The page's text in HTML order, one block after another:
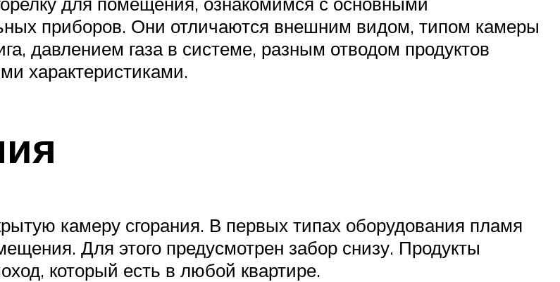
приборов. Они отличаются внешним видом, типом камеры
давлением газа в системе, разным отводом продуктов
характеристиками.
камеру сгорания. В первых типах оборудования пламя
Для этого предусмотрен забор снизу. Продукты
который есть в любой квартире.